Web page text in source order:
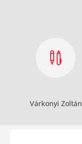

Várkonyi Zoltán